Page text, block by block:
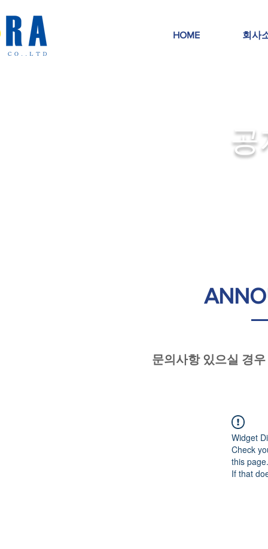
HOME 회사
공
문의사항 있으실 경
Widget
Check
this page.
If that